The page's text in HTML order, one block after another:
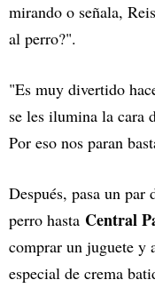
mirando o señala,
al perro?".
"Es muy divertido
se les ilumina la cara
Por eso nos paran
Después, pasa un par
perro hasta Central
comprar un juguete y
especial de crema